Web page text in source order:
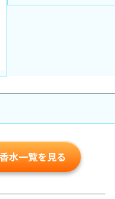
水一覧を見る